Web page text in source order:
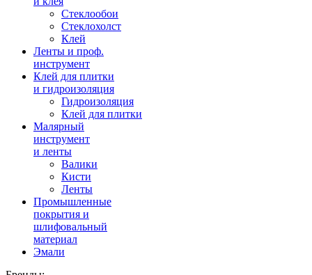
Стеклообои
Стеклохолст
Клей
Ленты и проф.
инструмент
Клей для плитки
и гидроизоляция
Гидроизоляция
Клей для плитки
Малярный
инструмент
и ленты
Валики
Кисти
Ленты
Промышленные
покрытия и
шлифовальный
материал
Эмали